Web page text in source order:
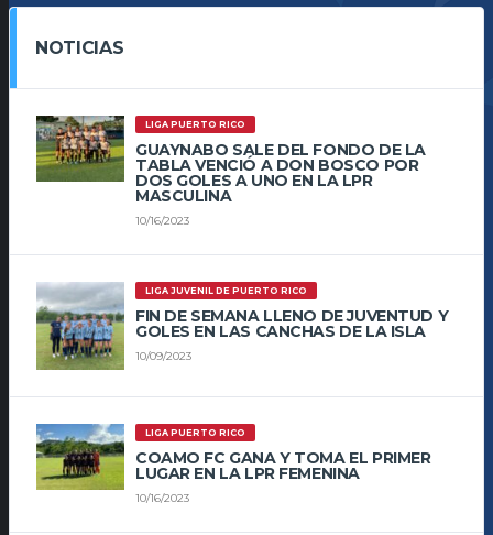
NOTICIAS
LIGA PUERTO RICO
GUAYNABO SALE DEL FONDO DE LA
TABLA VENCIÓ A DON BOSCO POR
DOS GOLES A UNO EN LA LPR
MASCULINA
10/16/2023
LIGA JUVENIL DE PUERTO RICO
FIN DE SEMANA LLENO DE JUVENTUD Y
GOLES EN LAS CANCHAS DE LA ISLA
10/09/2023
LIGA PUERTO RICO
COAMO FC GANA Y TOMA EL PRIMER
LUGAR EN LA LPR FEMENINA
10/16/2023